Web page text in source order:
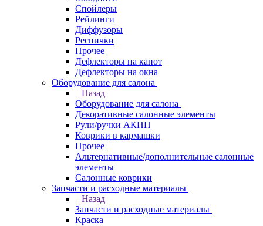
Спойлеры
Рейлинги
Диффузоры
Реснички
Прочее
Дефлекторы на капот
Дефлекторы на окна
Оборудование для салона
Назад
Оборудование для салона
Декоративные салонные элементы
Рули/ручки АКПП
Коврики в кармашки
Прочее
Альтернативные/дополнительные салонные
элементы
Салонные коврики
Запчасти и расходные материалы
Назад
Запчасти и расходные материалы
Краска